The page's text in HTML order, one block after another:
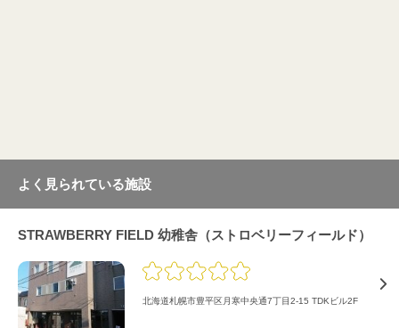
よく見られている施設
STRAWBERRY FIELD 幼稚舎（ストロベリーフィールド）
北海道札幌市豊平区月寒中央通7丁目2-15 TDKビル2F